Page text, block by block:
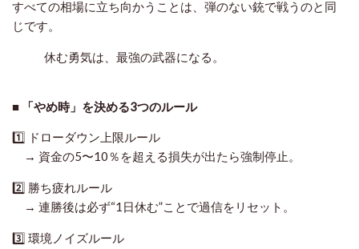
すべての相場に立ち向かうことは、 弾のない銃で戦うのと同
じです。
休む勇気は、最強の武器になる。
■ 「やめ時」を決める3つのルール
1️⃣ ドローダウン上限ルール
→ 資金の5〜10％を超える損失が出たら強制停止。
2️⃣ 勝ち疲れルール
→ 連勝後は必ず“1日休む”ことで過信をリセット。
3️⃣ 環境ノイズルール